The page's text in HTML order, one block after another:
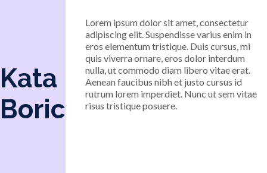
Kata
Boric
Lorem ipsum dolor sit amet, consectetur
adipiscing elit. Suspendisse varius enim in
eros elementum tristique. Duis cursus, mi
quis viverra ornare, eros dolor interdum
nulla, ut commodo diam libero vitae erat.
Aenean faucibus nibh et justo cursus id
rutrum lorem imperdiet. Nunc ut sem vitae
risus tristique posuere.